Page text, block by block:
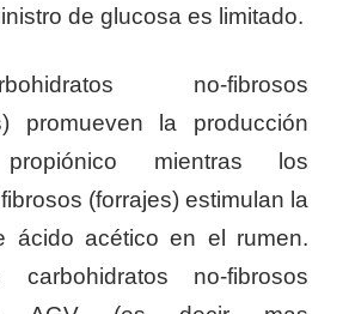
de glucosa es limitado.
no-fibrosos
promueven la producción
mientras los
(forrajes) estimulan la
ácido acético en el rumen.
no-fibrosos